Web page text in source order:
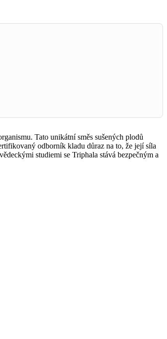
Tato unikátní směs sušených plodů
odborník kladu důraz na to, že její síla
studiemi se Triphala stává bezpečným a